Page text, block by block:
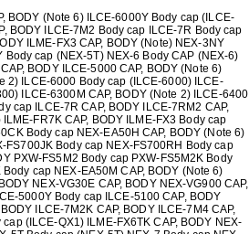
BODY (Note 6) ILCE-6000Y Body cap (ILCE-
BODY ILCE-7M2 Body cap ILCE-7R Body cap
ILME-FX3 CAP, BODY (Note) NEX-3NY
cap (NEX-5T) NEX-6 Body CAP (NEX-6)
BODY ILCE-5000 CAP, BODY (Note 6)
2) ILCE-6000 Body cap (ILCE-6000) ILCE-
ILCE-6300M CAP, BODY (Note 2) ILCE-6400
cap ILCE-7R CAP, BODY ILCE-7RM2 CAP,
FR7K CAP, BODY ILME-FX3 Body cap
Body cap NEX-EA50H CAP, BODY (Note 6)
FS700JK Body cap NEX-FS700RH Body cap
PXW-FS5M2 Body cap PXW-FS5M2K Body
cap NEX-EA50M CAP, BODY (Note 6)
NEX-VG30E CAP, BODY NEX-VG900 CAP,
5000Y Body cap ILCE-5100 CAP, BODY
ILCE-7M2K CAP, BODY ILCE-7M4 CAP,
(ILCE-QX1) ILME-FX6TK CAP, BODY NEX-